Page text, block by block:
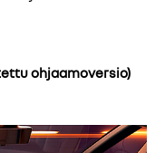
ohjaamoversio)